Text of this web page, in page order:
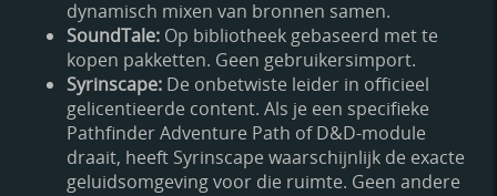
dynamisch mixen van bronnen samen.
SoundTale: Op bibliotheek gebaseerd met te
kopen pakketten. Geen gebruikersimport.
Syrinscape: De onbetwiste leider in officieel
gelicentieerde content. Als je een specifieke
Pathfinder Adventure Path of D&D-module
draait, heeft Syrinscape waarschijnlijk de exacte
geluidsomgeving voor die ruimte. Geen andere